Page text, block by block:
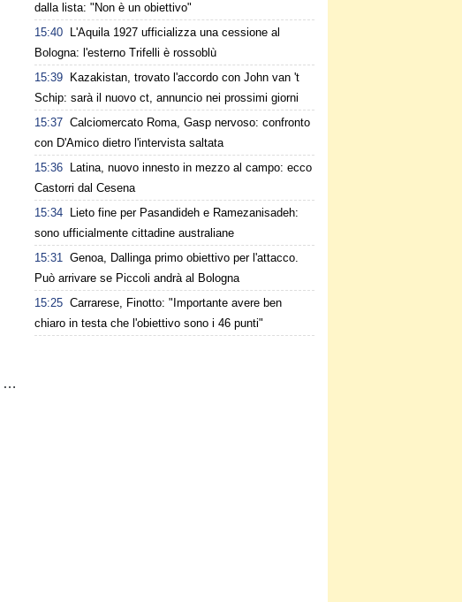
dalla lista: "Non è un obiettivo"
15:40
L'Aquila 1927 ufficializza una cessione al
Bologna: l'esterno Trifelli è rossoblù
15:39
Kazakistan, trovato l'accordo con John van 't
Schip: sarà il nuovo ct, annuncio nei prossimi giorni
15:37 Calciomercato Roma, Gasp nervoso: confronto
con D'Amico dietro l'intervista saltata
15:36
Latina, nuovo innesto in mezzo al campo: ecco
Castorri dal Cesena
15:34
Lieto fine per Pasandideh e Ramezanisadeh:
sono ufficialmente cittadine australiane
15:31 Genoa, Dallinga primo obiettivo per l'attacco.
Può arrivare se Piccoli andrà al Bologna
15:25 Carrarese, Finotto: "Importante avere ben
chiaro in testa che l'obiettivo sono i 46 punti"